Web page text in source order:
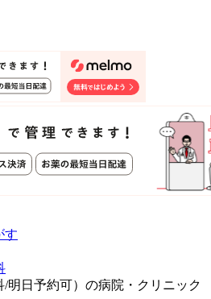
す
明日予約可）の病院・クリニック